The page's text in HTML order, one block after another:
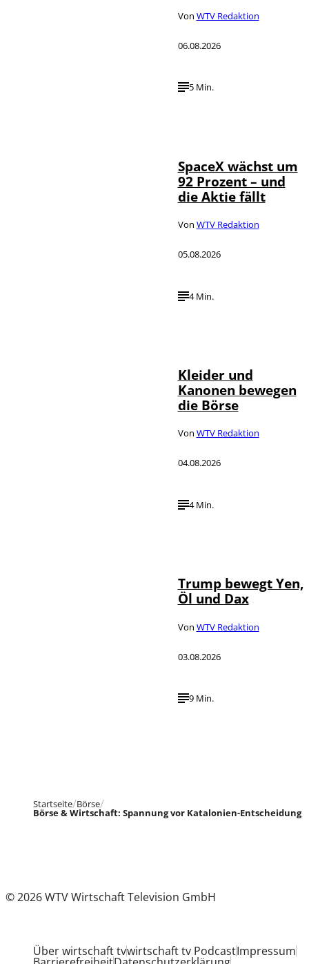
Von WTV Redaktion
06.08.2026
5 Min.
SpaceX wächst um
92 Prozent – und
die Aktie fällt
Von WTV Redaktion
05.08.2026
4 Min.
Kleider und
Kanonen bewegen
die Börse
Von WTV Redaktion
04.08.2026
4 Min.
Trump bewegt Yen,
Öl und Dax
Von WTV Redaktion
03.08.2026
9 Min.
Startseite Börse
Börse & Wirtschaft: Spannung vor Katalonien-Entscheidung
© 2026 WTV Wirtschaft Television GmbH
Über wirtschaft tvwirtschaft tv PodcastImpressum